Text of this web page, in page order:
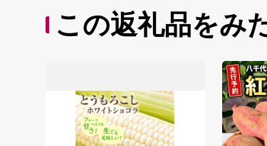
この返礼品をみ